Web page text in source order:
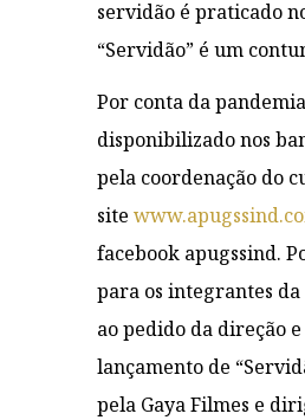
servidão é praticado
“Servidão” é um
Por conta da
disponibilizado nos
pela coordenação do
site
facebook apugssind.
para os integrantes
ao pedido da direção
lançamento de
pela Gaya Filmes e